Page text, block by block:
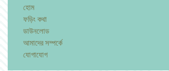
হোম
ফড়িং কথা
ডাউনলোড
আমাদের সম্পর্কে
যোগাযোগ